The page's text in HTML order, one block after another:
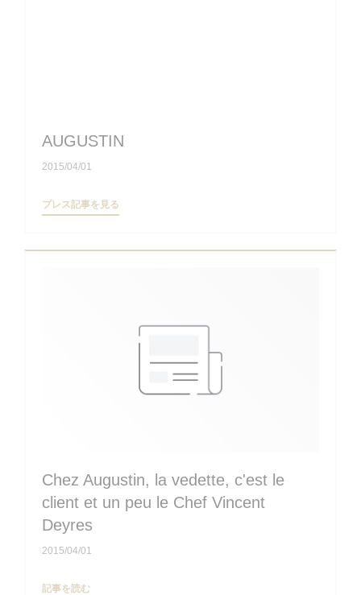
AUGUSTIN
2015/04/01
プレス記事を見る
Chez Augustin, la vedette, c'est le
client et un peu le Chef Vincent
Deyres
2015/04/01
記事を読む((新しいウィンドウで開きます))